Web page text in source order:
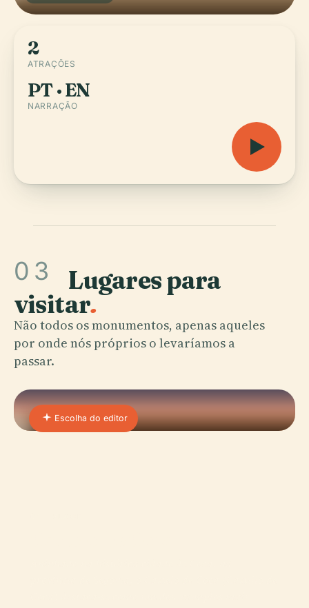
2
ATRAÇÕES
PT · EN
NARRAÇÃO
03 Lugares para
visitar.
Não todos os monumentos, apenas aqueles
por onde nós próprios o levaríamos a
passar.
Escolha do editor